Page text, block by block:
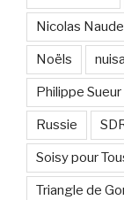
Nicolas
Noëls
Philippe Sueur
Russie
Soisy pour
Triangle de